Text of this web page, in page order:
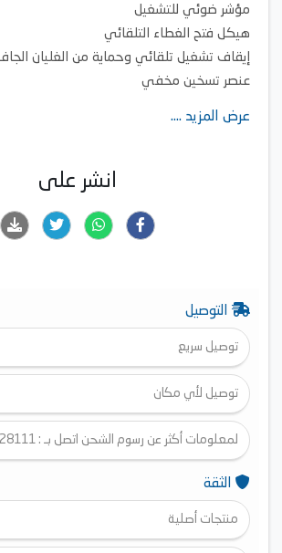
مؤشر ضوئي للتشغيل
هيكل فتح الغطاء التلقائي
إيقاف تشغيل تلقائي وحماية من الغليان
عنصر تسخين مخفي
تسخين سريع وحفظ الدفء لمدة أطول
عرض المزيد ....
انشر على
التوصيل
توصيل سريع
توصيل لأي مكان
لمعلومات أكثر عن رسوم الشحن اتصل بـ : 01116828111
الثقة
منتجات أصلية